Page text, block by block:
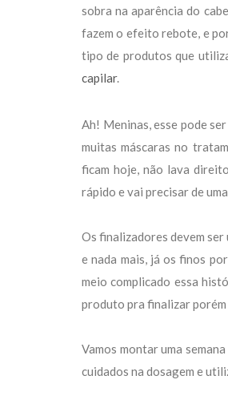
sobra na aparência do
fazem o efeito rebote, e
tipo de produtos que
capilar.
Ah! Meninas, esse pode
muitas máscaras no
ficam hoje, não lava
rápido e vai precisar de
Os finalizadores devem
e nada mais, já os finos
meio complicado essa
produto pra finalizar
Vamos montar uma
cuidados na dosagem e